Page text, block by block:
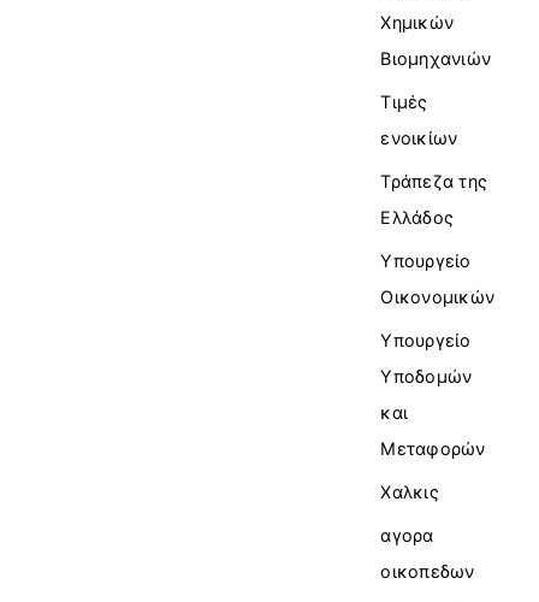
Χημικών
Βιομηχανιών
Τιμές
ενοικίων
Τράπεζα της
Ελλάδος
Υπουργείο
Οικονομικών
Υπουργείο
Υποδομών
και
Μεταφορών
Χαλκις
αγορα
οικοπεδων